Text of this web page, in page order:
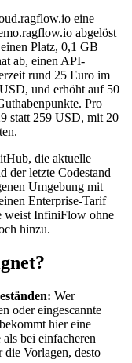
eine
abgelöst
Platz, 0,1 GB
ab, einen API-
rund 25 Euro im
und erhöht auf 50
Pro
statt 259 USD, mit 20
die aktuelle
der letzte Codestand
Umgebung mit
Enterprise-Tarif
weist InfiniFlow ohne
hinzu.
Wer
oder eingescannte
hier eine
bei einfacheren
Vorlagen, desto